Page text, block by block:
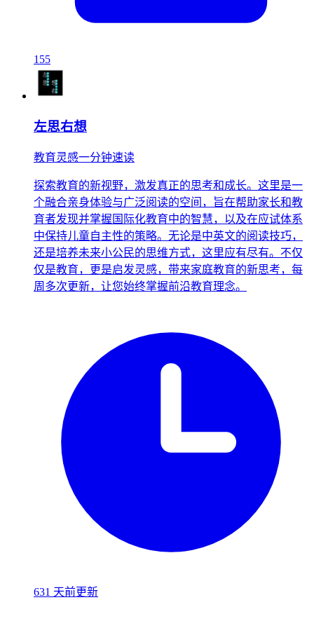
155
左思右想
教育灵感一分钟速读
探索教育的新视野，激发真正的思考和成长。这里是一
个融合亲身体验与广泛阅读的空间，旨在帮助家长和教
育者发现并掌握国际化教育中的智慧，以及在应试体系
中保持儿童自主性的策略。无论是中英文的阅读技巧，
还是培养未来小公民的思维方式，这里应有尽有。不仅
仅是教育，更是启发灵感，带来家庭教育的新思考，每
周多次更新，让您始终掌握前沿教育理念。
631 天前更新